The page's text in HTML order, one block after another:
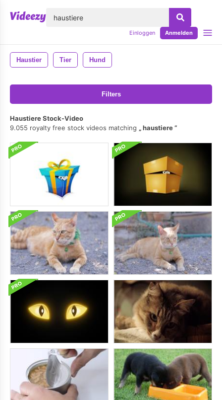
Einloggen Anmelden
Haustier Tier Hund
Filters
Haustiere Stock-Video
9.055 royalty free stock videos matching
haustiere